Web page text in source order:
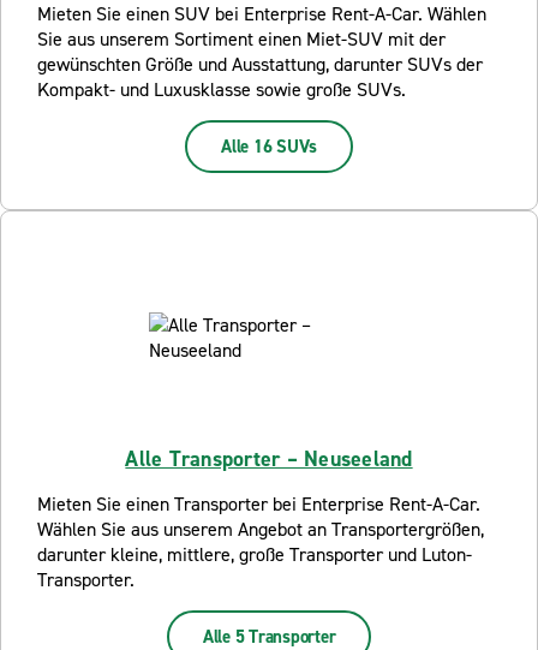
Mieten Sie einen SUV bei Enterprise Rent-A-Car. Wählen
Sie aus unserem Sortiment einen Miet-SUV mit der
gewünschten Größe und Ausstattung, darunter SUVs der
Kompakt- und Luxusklasse sowie große SUVs.
Alle 16 SUVs
Alle Transporter – Neuseeland
Mieten Sie einen Transporter bei Enterprise Rent-A-Car.
Wählen Sie aus unserem Angebot an Transportergrößen,
darunter kleine, mittlere, große Transporter und Luton-
Transporter.
Alle 5 Transporter